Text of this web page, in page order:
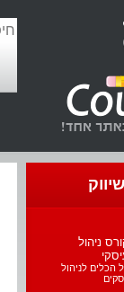
ניהול
הכלים לניהול